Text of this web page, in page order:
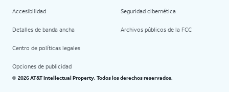
Accesibilidad
Detalles de banda ancha
Centro de políticas legales
Opciones de publicidad
Seguridad cibernética
Archivos públicos de la FCC
© 2026 AT&T Intellectual Property. Todos los derechos reservados.